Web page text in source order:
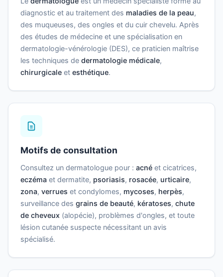
diagnostic et au traitement des maladies de la peau,
des muqueuses, des ongles et du cuir chevelu. Après
des études de médecine et une spécialisation en
dermatologie-vénérologie (DES), ce praticien maîtrise
les techniques de dermatologie médicale,
chirurgicale et esthétique.
Motifs de consultation
Consultez un dermatologue pour : acné et cicatrices,
eczéma et dermatite, psoriasis, rosacée, urticaire,
zona, verrues et condylomes, mycoses, herpès,
surveillance des grains de beauté, kératoses, chute
de cheveux (alopécie), problèmes d'ongles, et toute
lésion cutanée suspecte nécessitant un avis
spécialisé.